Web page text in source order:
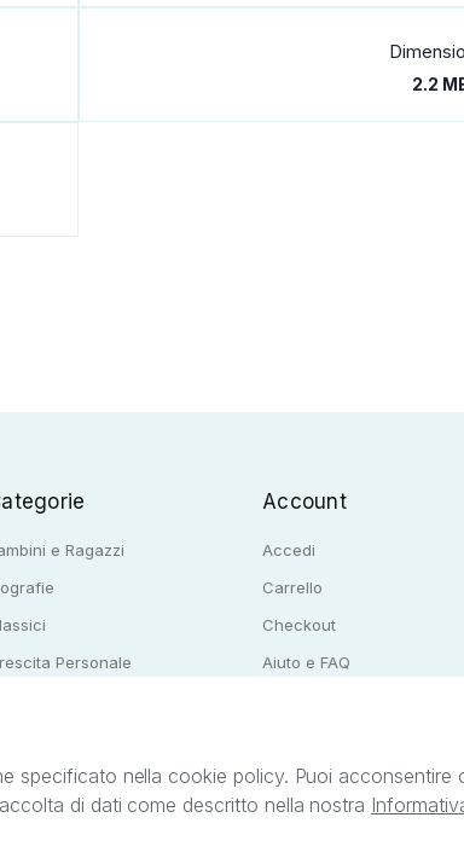
2.2
e Ragazzi
Personale
Account
Accedi
Carrello
Checkout
Aiuto e FAQ
StreetLib S.r.l. è titolare di tutti i diritti di proprietà intellettuale
nella cookie policy. Puoi acconsentire
di dati come descritto nella nostra